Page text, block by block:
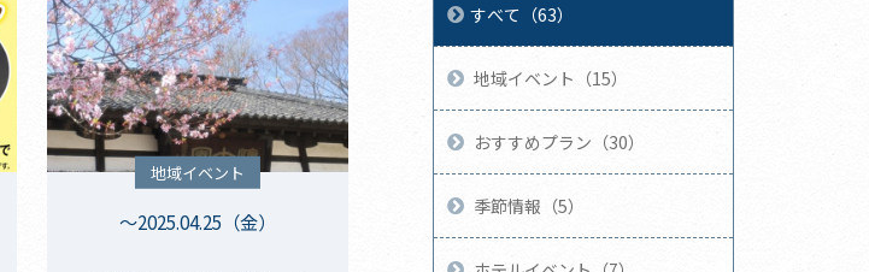
地域イベント
～2025.04.25（金）
すべて（63）
地域イベント（15）
おすすめプラン（30）
季節情報（5）